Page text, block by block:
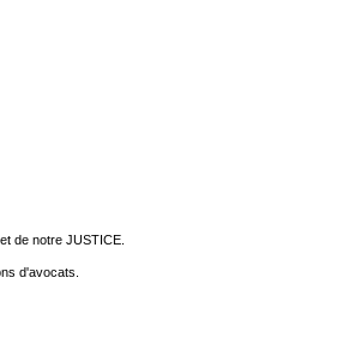
de notre JUSTICE.
d'avocats.